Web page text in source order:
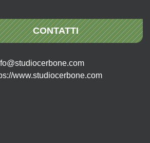
CONTATTI
www.studiocerbone.com